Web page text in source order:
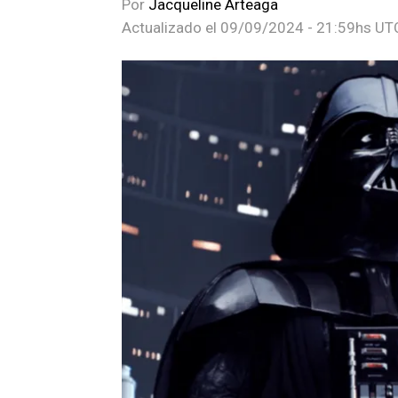
Por Jacqueline Arteaga
Actualizado el 09/09/2024 - 21:59hs